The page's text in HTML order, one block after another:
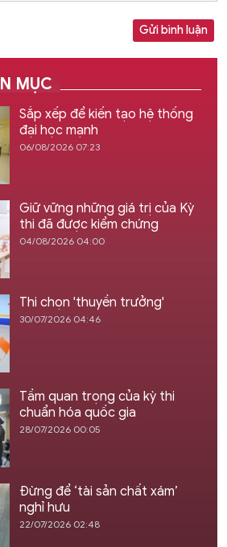
Gửi bình luận
MỤC
Sắp xếp để kiến tạo hệ thống
đại học mạnh
06/08/2026 07:23
Giữ vững những giá trị của Kỳ
thi đã được kiểm chứng
04/08/2026 04:00
Thi chọn 'thuyền trưởng'
30/07/2026 04:46
Tầm quan trọng của kỳ thi
chuẩn hóa quốc gia
28/07/2026 00:05
Đừng để ‘tài sản chất xám’
nghỉ hưu
22/07/2026 02:48